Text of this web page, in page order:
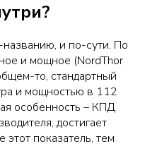
и по-сути. По
и мощное (NordThor
то, стандартный
и мощностью в 112
особенность – КПД
достигает
показатель, тем